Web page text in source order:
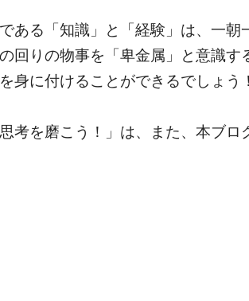
である「知識」と「経験」は、一
回りの物事を「卑金属」と意識
身に付けることができるでしょう！
考を磨こう！」は、また、本ブロ